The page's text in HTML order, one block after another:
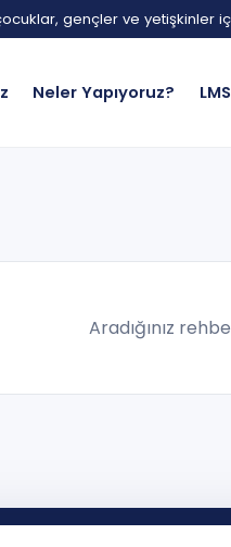
gençler ve yetişkinler
Neler Yapıyoruz? LMS
Aradığınız